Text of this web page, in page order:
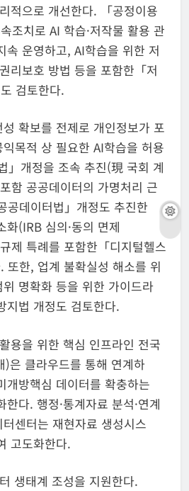
적으로 개선한다. 「공정이용
조치로 AI 학습·저작물 활용 관
속 운영하고, AI학습을 위한 저
리보호 방법 등을 포함한「저
검토한다.
확보를 전제로 개인정보가 포
목적 상 필요한 AI학습을 허용
」개정을 조속 추진(現 국회 계
함 공공데이터의 가명처리 근
공데이터법」개정도 추진한
(IRB 심의·동의 면제
제 특례를 포함한「디지털헬스
또한, 업계 불확실성 해소를 위
명확화 등을 위한 가이드라
지법 개정도 검토한다.
용을 위한 핵심 인프라인 전국
)은 클라우드를 통해 연계하
개방핵심 데이터를 확충하는
다. 행정·통계자료 분석·연계
센터는 재현자료 생성시스
고도화한다.
생태계 조성을 지원한다.